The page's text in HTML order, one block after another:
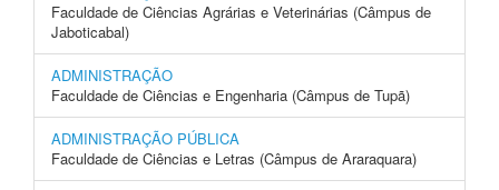
Faculdade de Ciências Agrárias e Veterinárias (Câmpus de
Jaboticabal)
ADMINISTRAÇÃO
Faculdade de Ciências e Engenharia (Câmpus de Tupã)
ADMINISTRAÇÃO PÚBLICA
Faculdade de Ciências e Letras (Câmpus de Araraquara)